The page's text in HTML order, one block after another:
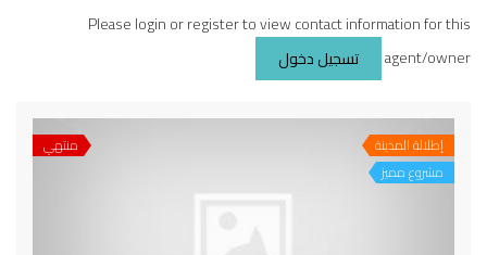
Please login or register to view contact information for this
agent/owner
تسجيل دخول
إطلالة المدينة
مشروع مميز
منتهي